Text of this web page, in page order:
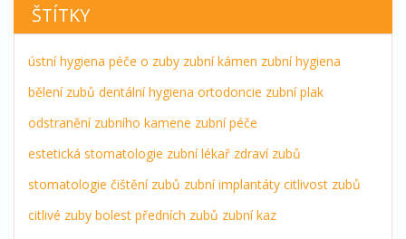
ŠTÍTKY
ústní hygiena péče o zuby zubní kámen zubní hygiena
bělení zubů dentální hygiena ortodoncie zubní plak
odstranění zubního kamene zubní péče
estetická stomatologie zubní lékař zdraví zubů
stomatologie čištění zubů zubní implantáty citlivost zubů
citlivé zuby bolest předních zubů zubní kaz